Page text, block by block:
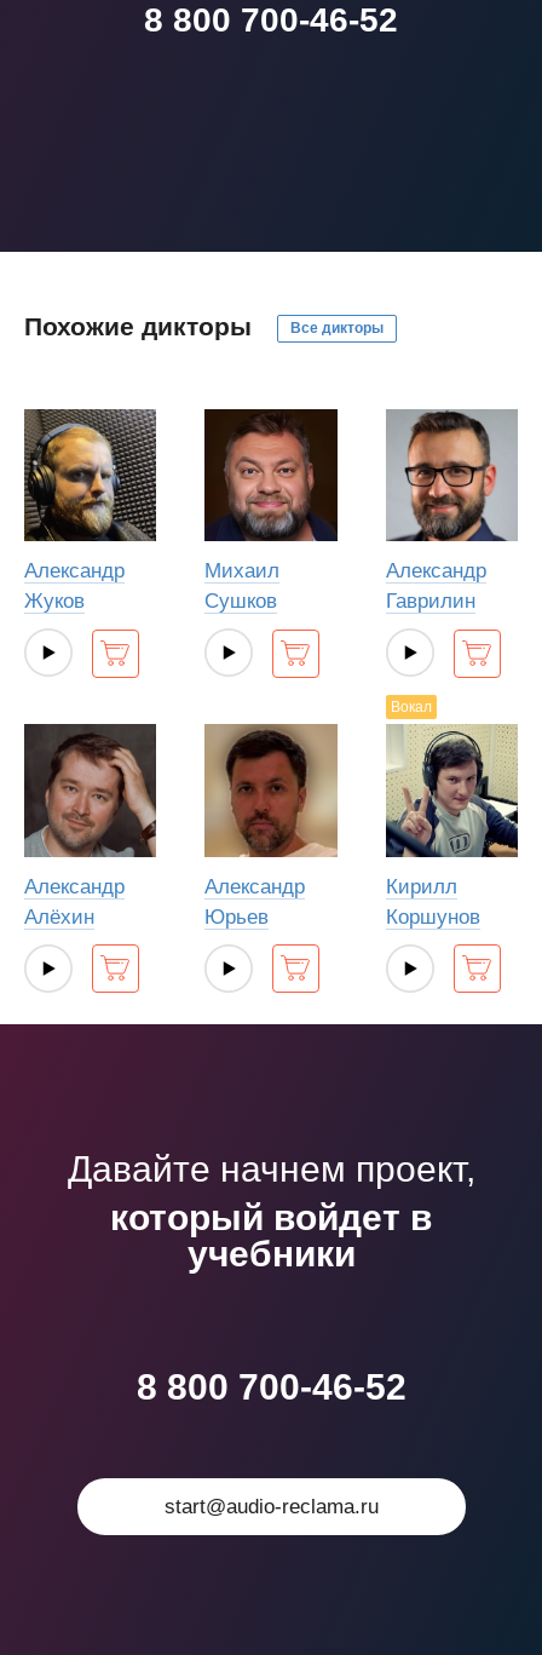
8 800 700-46-52
Похожие дикторы Все дикторы
Александр
Жуков
Михаил
Сушков
Александр
Гаврилин
Александр
Алёхин
Александр
Юрьев
Вокал
Кирилл
Коршунов
Давайте начнем проект,
который войдет в
учебники
8 800 700-46-52
start@audio-reclama.ru